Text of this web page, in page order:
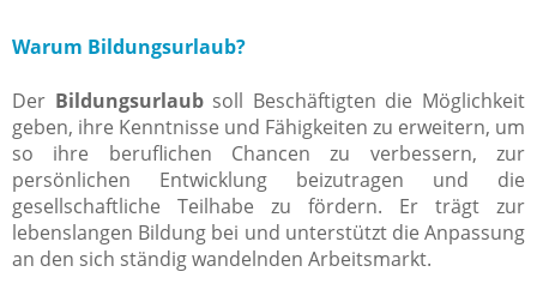
Warum Bildungsurlaub?
Der Bildungsurlaubsoll Beschäftigten die Möglichkeit
geben, ihre Kenntnisse und Fähigkeiten zu erweitern, um
so ihre beruflichen Chancen zu verbessern, zur
persönlichen Entwicklung beizutragen und die
gesellschaftliche Teilhabe zu fördern. Er trägt zur
lebenslangen Bildung bei und unterstützt die Anpassung
an den sich ständig wandelnden Arbeitsmarkt.